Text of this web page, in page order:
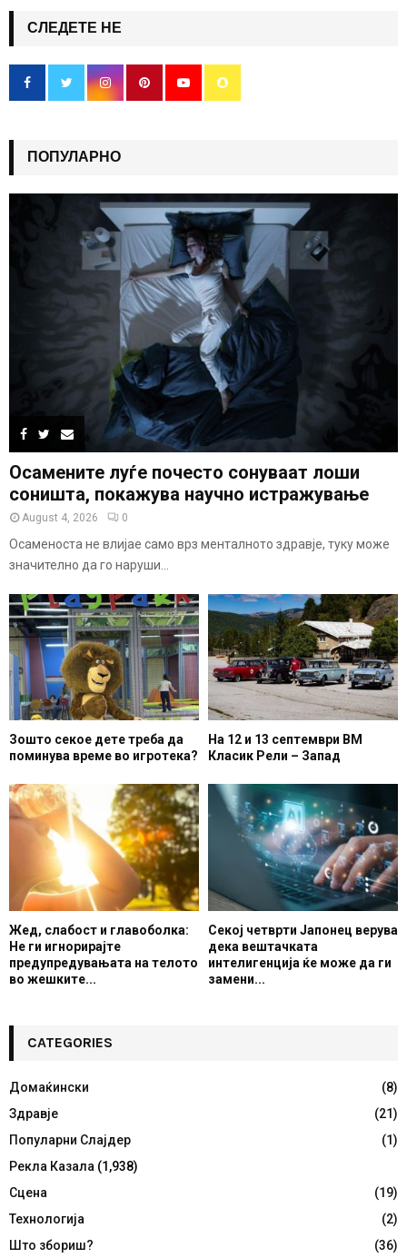
СЛЕДЕТЕ НЕ
ПОПУЛАРНО
Осамените луѓе почесто сонуваат лоши
соништа, покажува научно истражување
August 4, 2026 0
Осаменоста не влијае само врз менталното здравје, туку може
значително да го наруши...
Зошто секое дете треба да
поминува време во игротека?
На 12 и 13 септември ВМ
Класик Рели – Запад
Жед, слабост и главоболка:
Не ги игнорирајте
предупредувањата на телото
во жешките...
Секој четврти Јапонец верува
дека вештачката
интелигенција ќе може да ги
замени...
CATEGORIES
Домаќински
(8)
Здравје
(21)
Популарни Слајдер
(1)
Рекла Казала (1,938)
Сцена
(19)
Технологија
(2)
Што збориш?
(36)